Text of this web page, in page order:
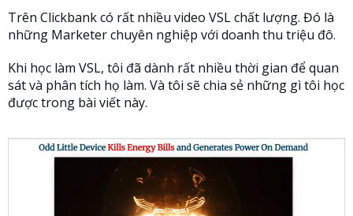
Trên Clickbank có rất nhiều video VSL chất lượng. Đó là
những Marketer chuyên nghiệp với doanh thu triệu đô.
Khi học làm VSL, tôi đã dành rất nhiều thời gian để quan
sát và phân tích họ làm. Và tôi sẽ chia sẻ những gì tôi học
được trong bài viết này.